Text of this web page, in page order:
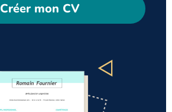
Créer mon CV